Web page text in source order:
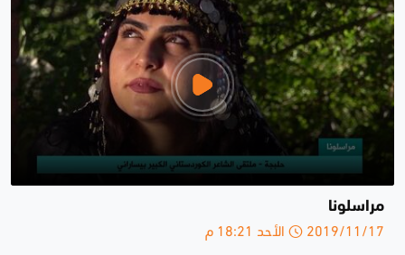
مراسلونا
2019/11/17 الأحد 18:21 م